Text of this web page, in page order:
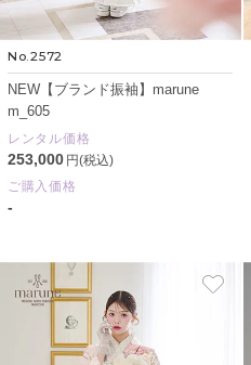
No.2572
NEW【ブランド振袖】marune
m_605
レンタル価格
253,000 円(税込)
ご購入価格
-